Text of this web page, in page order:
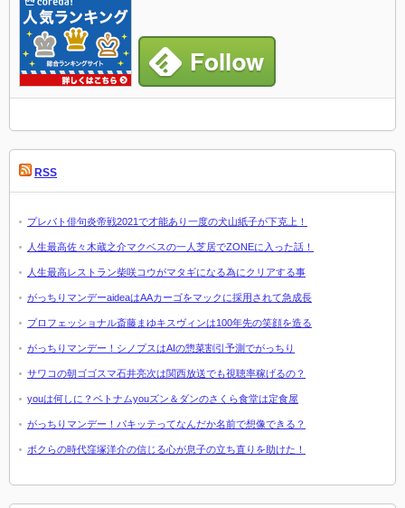
RSS
プレバト俳句炎帝戦2021で才能あり一度の犬山紙子が下克上！
人生最高佐々木蔵之介マクベスの一人芝居でZONEに入った話！
人生最高レストラン柴咲コウがマタギになる為にクリアする事
がっちりマンデーaideaはAAカーゴをマックに採用されて急成長
プロフェッショナル斎藤まゆキスヴィンは100年先の笑顔を造る
がっちりマンデー！シノプスはAIの惣菜割引予測でがっちり
サワコの朝ゴゴスマ石井亮次は関西放送でも視聴率稼げるの？
youは何しに？ベトナムyouズン＆ダンのさくら食堂は定食屋
がっちりマンデー！パキッテってなんだか名前で想像できる？
ボクらの時代窪塚洋介の信じる心が息子の立ち直りを助けた！